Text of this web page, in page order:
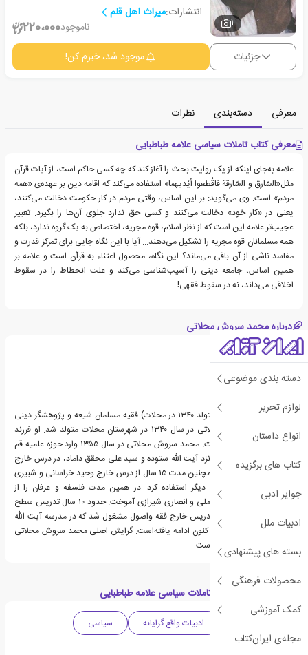
دسته بندی موضوعی
لوازم تحریر
انواع داستان
کتاب های برگزیده
جوایز ادبی
ادبیات ملل
بسته های پیشنهادی
محصولات فرهنگی
کمک آموزشی
مجله‌ی ایران‌کتاب
1
انتشارات:میراث اهل قلم
ناموجود220،000
جزئیات موجود شد، خبرم کن!
معرفی دسته‌بندی
نظرات
معرفی کتاب تاملات سیاسی علامه طباطبایی
علامه به‌جای اینکه از یک روایت بحث را آغاز کند که چه کسی حاکم است، از آیات قرآن
مثل«السّارق و السّارقة فاقْطعوا أیْدیهما» استفاده می‌کند که اقامه دین بر عهده‌ی «همه
مردم» است. وی می‌گوید: بر این اساس، وقتی مردم در کار حکومت دخالت می‌کنند،
یعنی در «کار خود» دخالت می‌کنند و کسی حق ندارد جلوی آن‌ها را بگیرد. تعبیر
عجیب‌تر علامه این است که از نظر اسلام، قوه مجریه، اختصاص به یک گروه ندارد، بلکه
همه مسلمانان قوه مجریه را تشکیل می‌دهند... آیا با این نگاه جایی برای تمرکز قدرت و
مفاسد ناشی از آن باقی می‌ماند؟ این نگاه، محصول اعتناء به قرآن است و علامه بر
همین اساس، جامعه دینی را آسیب‌شناسی می‌کند و علت انحطاط را در سقوط
اخلاقی می‌داند، نه در سقوط فقهی!
درباره محمد سروش محلاتی
محمد سروش محلاتی (متولد ۱۳۴۰ در محلات) فقیه مسلمان شیعه و پژوهشگر دینی
معاصر است. سروش محلاتی در سال ۱۳۴۰ در شهرستان محلات متولد شد. او فرزند
خلیل سروش محلاتی است. محمد سروش محلاتی در سال ۱۳۵۵ وارد حوزه علمیه قم
شد. پس از دروس سطح نزد آیت الله ستوده و سید علی محقق داماد، در درس خارج
حائری یزدی حاضر شد، همچنین مدت ۱۵ سال از درس خارج وحید خراسانی و شبیری
زنجانی و برخی استادان دیگر استفاده کرد. در همین مدت فلسفه و عرفان را از
حسن‌زاده آملی، جوادی آملی و انصاری شیرازی آموخت. حدود ۱۰ سال تدریس سطح
عالی داشت و سپس به تدریس خارج فقه واصول مشغول شد که در مدرسه آیت الله
گلپایگانی، از سال۱۳۷۷ تا کنون ادامه یافته‌است. گرایش اصلی محمد سروش محلاتی
در پژوهش، فقه سیاسی است.
دسته بندی های کتاب تاملات سیاسی علامه طباطبایی
ادبیات واقع گرایانه
سیاسی
ادبیات ایران